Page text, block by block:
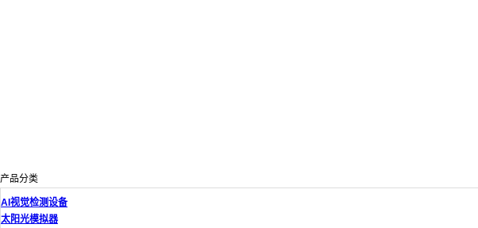
产品分类
AI视觉检测设备
太阳光模拟器